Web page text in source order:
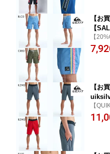
【お
【
INAL
【
クイッ
【お
水着
【
販】